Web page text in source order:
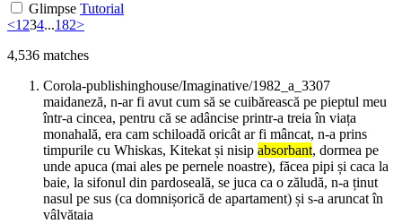
Glimpse Tutorial
<1234...182>
4,536 matches
Corola-publishinghouse/Imaginative/1982_a_3307
maidaneză, n-ar fi avut cum să se cuibărească pe pieptul meu
într-a cincea, pentru că se adâncise printr-a treia în viața
monahală, era cam schiloadă oricât ar fi mâncat, n-a prins
timpurile cu Whiskas, Kitekat și nisip absorbant, dormea pe
unde apuca (mai ales pe pernele noastre), făcea pipi și caca la
baie, la sifonul din pardoseală, se juca ca o zăludă, n-a ținut
nasul pe sus (ca domnișorică de apartament) și s-a aruncat în
vâlvătaia